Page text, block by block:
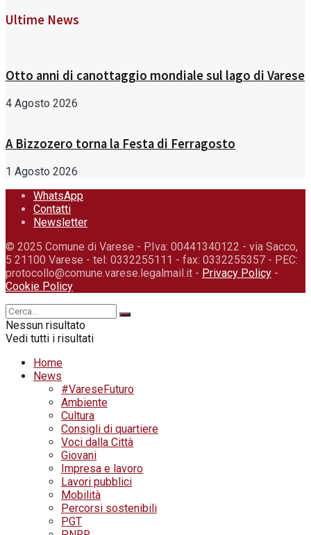
Ultime News
Otto anni di canottaggio mondiale sul lago di Varese
4 Agosto 2026
A Bizzozero torna la Festa di Ferragosto
1 Agosto 2026
WhatsApp
Contatti
Newsletter
© 2025 Comune di Varese - P.Iva: 00441340122 - via Sacco,
5 21100 Varese - tel: 0332255111 - fax: 0332255357 - PEC:
protocollo@comune.varese.legalmail.it - Privacy Policy -
Cookie Policy
Nessun risultato
Vedi tutti i risultati
Home
News
#VareseFuturo
Ambiente
Cultura
Consigli di quartiere
Voci dalla Città
Giovani
Impresa e lavoro
Lavori pubblici
Mobilità
Percorsi sostenibili
PGT